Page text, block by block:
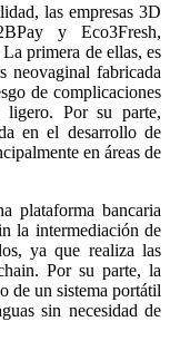
las empresas 3D
y Eco3Fresh,
primera de ellas, es
neovaginal fabricada
de complicaciones
Por su parte,
en el desarrollo de
en áreas de
plataforma bancaria
la intermediación de
ya que realiza las
Por su parte, la
de un sistema portátil
sin necesidad de